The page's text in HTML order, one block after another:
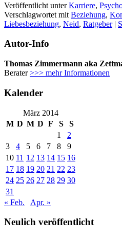
Veröffentlicht unter Karriere,
Verschlagwortet mit Beziehung,
Liebesbeziehung, Neid, Ratgeber |
Autor-Info
Thomas Zimmermann aka
Berater>>> mehr Informationen
Kalender
März 2014
M D M D F S
S
1
2
3
4 5 6 7 8
9
10 11 12 13 14 15 16
17 18 19 20 21 22 23
24 25 26 27 28 29 30
31
« Feb.
Apr. »
Neulich veröffentlicht